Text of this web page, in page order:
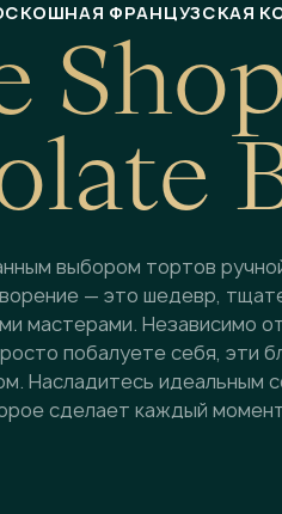
ФРАНЦУЗСКАЯ
Sho
late
выбором тортов
— это шедевр,
мастерами. Независимо
побалуете себя, эти
Насладитесь идеальным
сделает каждый